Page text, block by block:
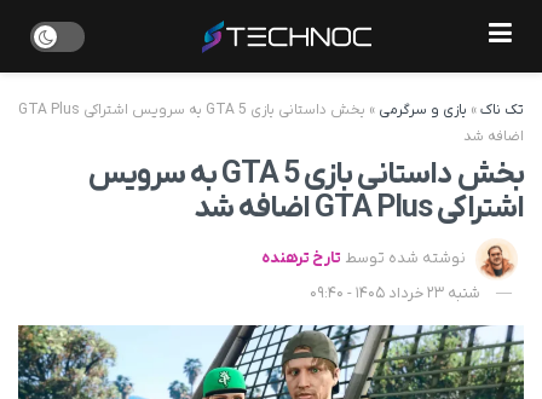
تک ناک» بازی و سرگرمی »
بخش داستانی بازی GTA 5 به سرویس اشتراکی GTA Plus
اضافه شد
بخش داستانی بازی GTA 5 به سرویس
اشتراکی GTA Plus اضافه شد
نوشته شده توسط تارخ ترهنده
شنبه 23 خرداد 1405 - 09:40